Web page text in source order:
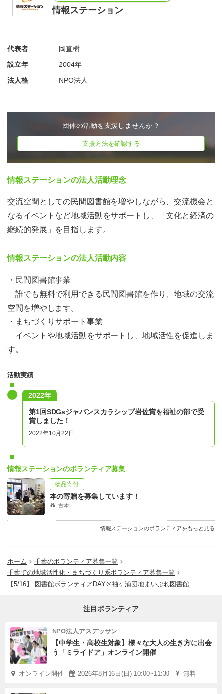
■集合場所 袖ヶ浦団地まいぷれ図書館 千葉県習志野市袖ヶ
しください。
ペットボトル、お弁当などのごみは各自お持ち帰りくださ
い。
※マスク、アルコール消毒液等は各自ご用意ください。
※発熱等、体調不良の方は参加をお控えください。
●参加申込みは原則不要です。申込みに対し個別の事前連
絡は行っておりません。本案内をご覧の上、当日は直接現
●ボランティア活動証明書の発行について
の他やむ終えない事態でボランティアDAYを中止する場
合、こちらのページの表題の頭に【中止】と記載させてい
ただきます。開催中止の確認はこちらのページをご覧くだ
さい。
情報ステーション
代表者
岡直樹
設立年
2004年
法人格
NPO法人
団体の活動を支援しませんか？
支援方法を確認する
情報ステーションの法人活動理念
交流空間としての民間図書館を増やしながら、交流機会と
なるイベントなど地域活動をサポートし、「文化と経済の
継続的発展」を目指します。
情報ステーションの法人活動内容
・民間図書館事業
誰でも無料で利用できる民間図書館を作り、地域の交流
空間を増やします。
・まちづくりサポート事業
イベントや地域活動をサポートし、地域活性を促進しま
す。
活動実績
2022年
第1回SDGsジャパンスカラシップ岩佐賞を福祉の部で受
賞しました！
2022年10月22日
情報ステーションのボランティア募集
物品寄付
本の寄贈を募集しています！
古本
情報ステーションのボランティアをもっと見る
ホーム
千葉のボランティア募集一覧
千葉での地域活性化・まちづくり系ボランティア募集一覧
【5/16】 図書館ボランティアDAY＠袖ヶ浦団地まいぷれ図書館
注目ボランティア
NPO法人アスデッサン
【中学生・高校生対象】様々な大人の生き方に出会
う「ミライドア」オンライン開催
オンライン開催 2026年8月16日(日) 10:00~11:30 無料